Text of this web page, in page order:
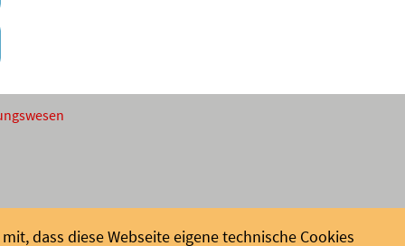
dass diese Webseite eigene technische Cookies